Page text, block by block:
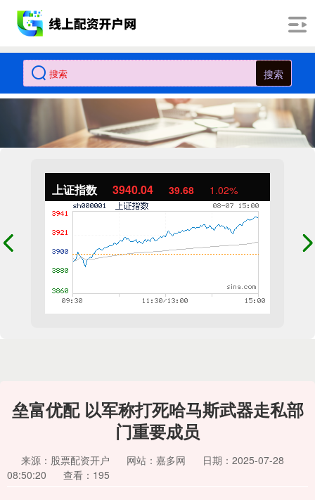
搜索
上证指数 3940.04 39.68 1.02%
垒富优配 以军称打死哈马斯武器走私部
门重要成员
来源：股票配资开户 网站：嘉多网
日期：2025-07-28
08:50:20
查看：195